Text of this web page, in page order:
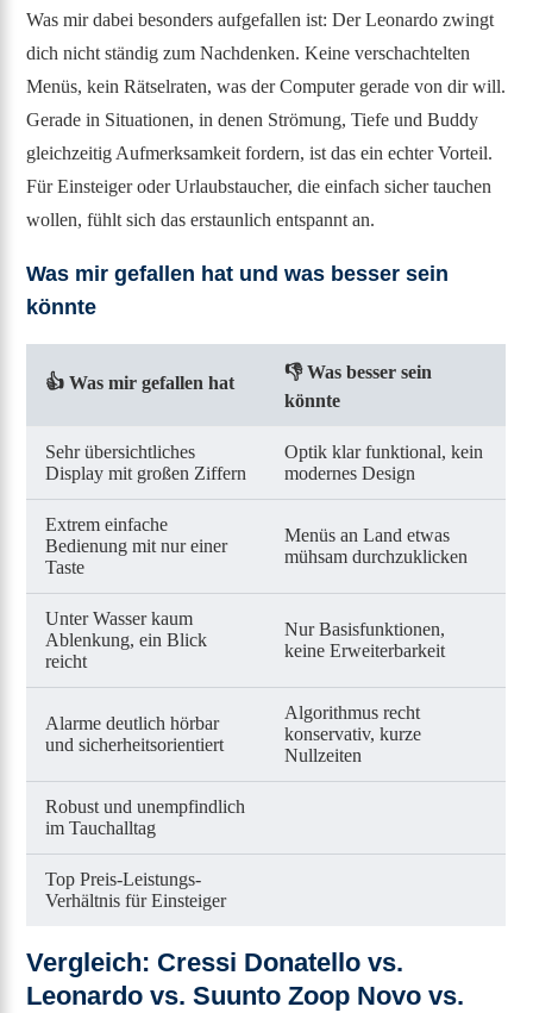
Was mir dabei besonders aufgefallen ist: Der Leonardo zwingt
dich nicht ständig zum Nachdenken. Keine verschachtelten
Menüs, kein Rätselraten, was der Computer gerade von dir will.
Gerade in Situationen, in denen Strömung, Tiefe und Buddy
gleichzeitig Aufmerksamkeit fordern, ist das ein echter Vorteil.
Für Einsteiger oder Urlaubstaucher, die einfach sicher tauchen
wollen, fühlt sich das erstaunlich entspannt an.
Was mir gefallen hat und was besser sein
könnte
👍Was mir gefallen hat
👎Was besser sein
könnte
Sehr übersichtliches
Display mit großen Ziffern
Optik klar funktional, kein
modernes Design
Extrem einfache
Bedienung mit nur einer
Taste
Menüs an Land etwas
mühsam durchzuklicken
Unter Wasser kaum
Ablenkung, ein Blick
reicht
Nur Basisfunktionen,
keine Erweiterbarkeit
Alarme deutlich hörbar
und sicherheitsorientiert
Algorithmus recht
konservativ, kurze
Nullzeiten
Robust und unempfindlich
im Tauchalltag
Top Preis-Leistungs-
Verhältnis für Einsteiger
Vergleich: Cressi Donatello vs.
Leonardo vs. Suunto Zoop Novo vs.